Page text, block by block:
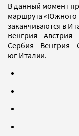
В данный момент
маршрута «Южного
заканчиваются в
Венгрия – Австрия
Сербия – Венгрия –
юг Италии.